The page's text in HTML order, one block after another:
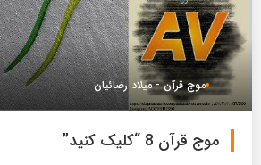
موج قرآن - میلاد رضائیان
موج قرآن 8 “کلیک کنید”